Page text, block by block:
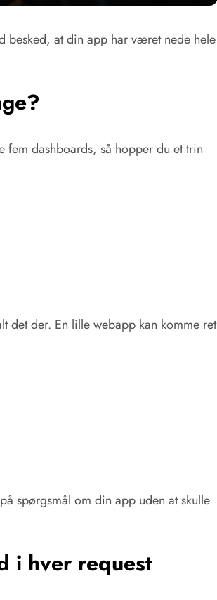
besked, at din app har været nede hele
dashboards, så hopper du et trin
det der. En lille webapp kan komme ret
spørgsmål om din app uden at skulle
i hver request